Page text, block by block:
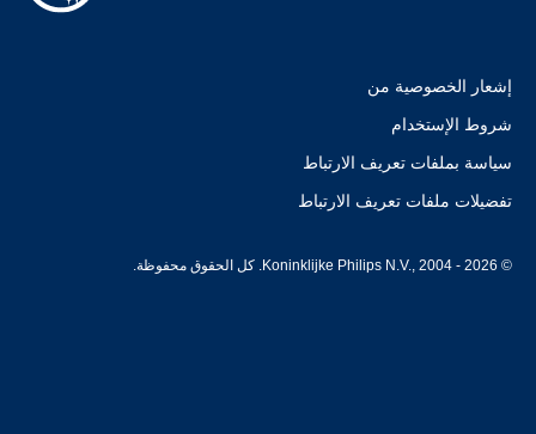
إشعار الخصوصية من
شروط الإستخدام
سياسة بملفات تعريف الارتباط
تفضيلات ملفات تعريف الارتباط
© Koninklijke Philips N.V., 2004 - 2026. كل الحقوق محفوظة.